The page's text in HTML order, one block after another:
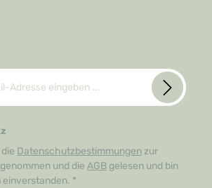
Datenschutzbestimmungen zur
und die AGB gelesen und bin
einverstanden. *